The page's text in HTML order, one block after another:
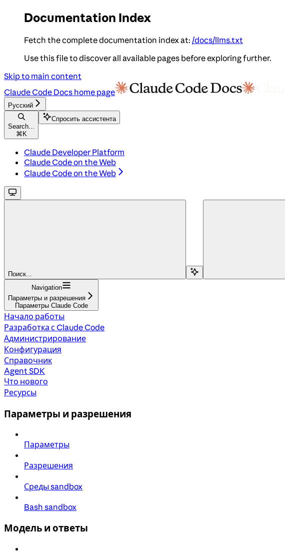
Documentation Index
Fetch the complete documentation index at: /docs/llms.txt
Use this file to discover all available pages before exploring further.
Skip to main content
Claude Code Docs home page
Русский
Search...
⌘ K
Спросить ассистента
Claude Developer Platform
Claude Code on the Web
Claude Code on the Web
Поиск...
Navigation
Параметры и разрешения
Параметры Claude Code
Начало работы
Разработка с Claude Code
Администрирование
Конфигурация
Справочник
Agent SDK
Что нового
Ресурсы
Параметры и разрешения
Параметры
Разрешения
Среды sandbox
Bash sandbox
Модель и ответы